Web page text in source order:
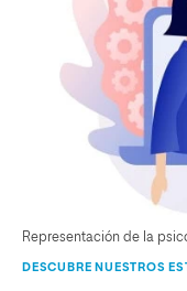
Representación de la
DESCUBRE NUESTROS